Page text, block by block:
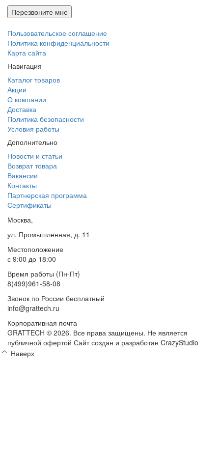
Перезвоните мне
Пользовательское соглашение
Политика конфиденциальности
Карта сайта
Навигация
Каталог товаров
Акции
О компании
Доставка
Политика безопасности
Условия работы
Дополнительно
Новости и статьи
Возврат товара
Вакансии
Контакты
Партнерская программа
Сертификаты
Москва,
ул. Промышленная, д. 11
Местоположение
с 9:00 до 18:00
Время работы (Пн-Пт)
8(499)961-58-08
Звонок по России бесплатный
info@grattech.ru
Корпоративная почта
GRATTECH © 2026. Все права защищены. Не является
публичной офертой Сайт создан и разработан CrazyStudio
Наверх